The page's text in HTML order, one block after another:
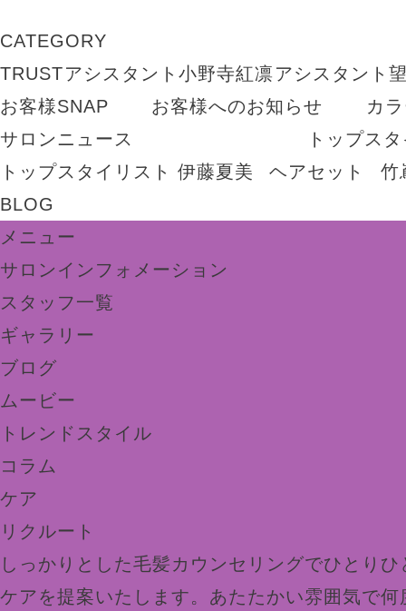
CATEGORY
TRUSTアシスタント小野寺紅凛アシスタント
お客様SNAP
お客様へのお知らせ
カ
サロンニュース
トップス
トップスタイリスト 伊藤夏美
ヘアセット
竹
BLOG
メニュー
サロンインフォメーション
スタッフ一覧
ギャラリー
ブログ
ムービー
トレンドスタイル
コラム
ケア
リクルート
しっかりとした毛髪カウンセリングでひとり
ケアを提案いたします。あたたかい雰囲気で